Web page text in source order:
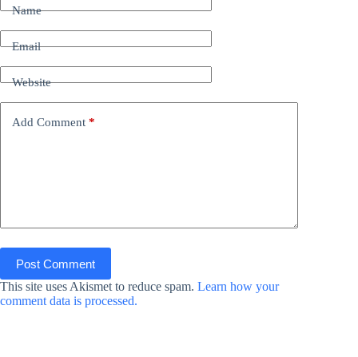
Name
Email
Website
Add Comment *
Post Comment
This site uses Akismet to reduce spam. Learn how your
comment data is processed.